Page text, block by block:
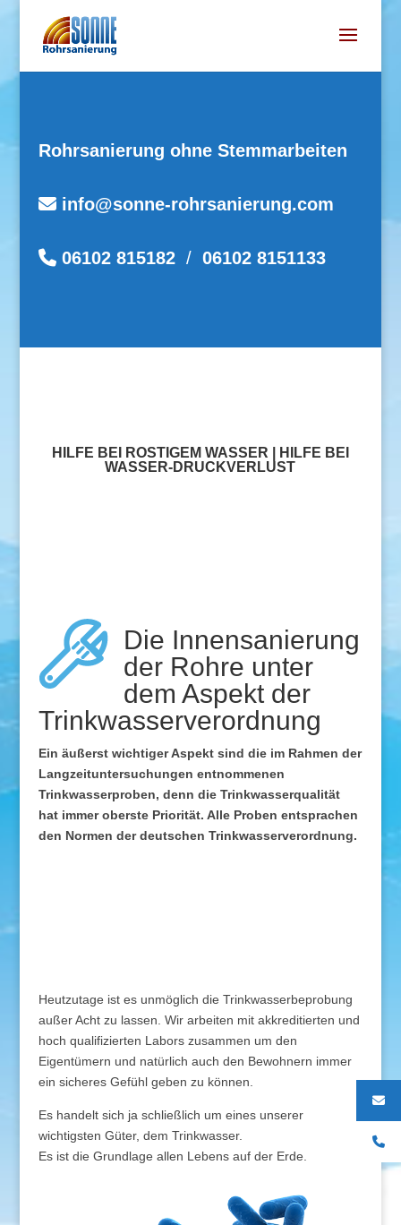
Rohrsanierung ohne Stemmarbeiten
info@sonne-rohrsanierung.com
06102 815182/ 06102 8151133
HILFE BEI ROSTIGEM WASSER | HILFE BEI
WASSER-DRUCKVERLUST
Die Innensanierung
der Rohre unter
dem Aspekt der
Trinkwasserverordnung
Ein äußerst wichtiger Aspekt sind die im Rahmen der
Langzeituntersuchungen entnommenen
Trinkwasserproben, denn die Trinkwasserqualität
hat immer oberste Priorität. Alle Proben entsprachen
den Normen der deutschen Trinkwasserverordnung.
Heutzutage ist es unmöglich die Trinkwasserbeprobung
außer Acht zu lassen. Wir arbeiten mit akkreditierten und
hoch qualifizierten Labors zusammen um den
Eigentümern und natürlich auch den Bewohnern immer
ein sicheres Gefühl geben zu können.
Es handelt sich ja schließlich um eines unserer
wichtigsten Güter, dem Trinkwasser.
Es ist die Grundlage allen Lebens auf der Erde.